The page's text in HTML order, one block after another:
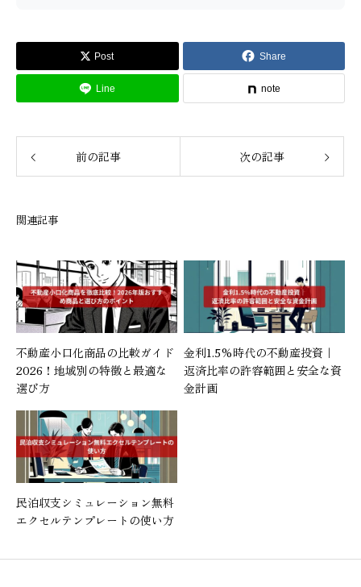
Post Share
Line note
前の記事 次の記事
関連記事
不動産小口化商品の比較ガイド
2026！地域別の特徴と最適な
選び方
金利1.5%時代の不動産投資｜
返済比率の許容範囲と安全な資
金計画
民泊収支シミュレーション無料
エクセルテンプレートの使い方